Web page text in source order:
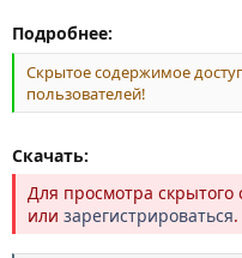
Подробнее:
Скрытое содержимое
пользователей!
Скачать:
Для просмотра
или зарегистрироваться.